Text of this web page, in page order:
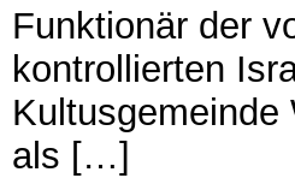
Funktionär der
kontrollierten
Kultusgemeinde
als […]